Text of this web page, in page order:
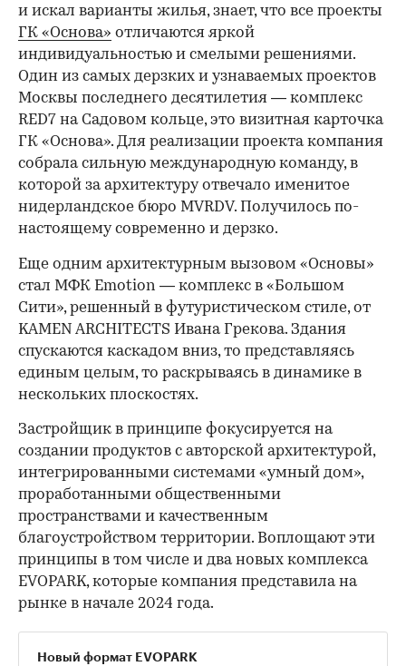
и искал варианты жилья, знает, что все проекты
ГК «Основа» отличаются яркой
индивидуальностью и смелыми решениями.
Один из самых дерзких и узнаваемых проектов
Москвы последнего десятилетия — комплекс
RED7 на Садовом кольце, это визитная карточка
ГК «Основа». Для реализации проекта компания
собрала сильную международную команду, в
которой за архитектуру отвечало именитое
нидерландское бюро MVRDV. Получилось по-
настоящему современно и дерзко.
Еще одним архитектурным вызовом «Основы»
стал МФК Emotion — комплекс в «Большом
Сити», решенный в футуристическом стиле, от
KAMEN ARCHITECTS Ивана Грекова. Здания
спускаются каскадом вниз, то представляясь
единым целым, то раскрываясь в динамике в
нескольких плоскостях.
Застройщик в принципе фокусируется на
создании продуктов с авторской архитектурой,
интегрированными системами «умный дом»,
проработанными общественными
пространствами и качественным
благоустройством территории. Воплощают эти
принципы в том числе и два новых комплекса
EVOPARK, которые компания представила на
рынке в начале 2024 года.
Новый формат EVOPARK